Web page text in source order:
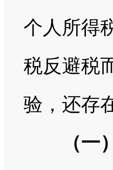
个人所得
税反避税
验，还存
（